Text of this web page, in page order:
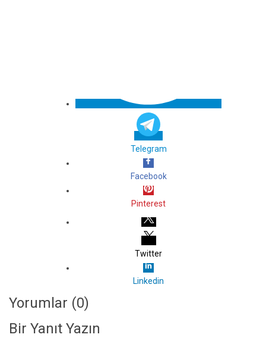
Telegram
Facebook
Pinterest
Twitter
Linkedin
Yorumlar (0)
Bir Yanıt Yazın